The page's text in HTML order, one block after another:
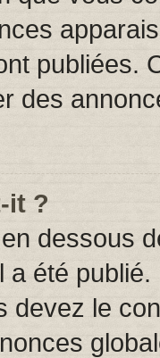
publiées.
des
it ?
dessous
a été
devez le